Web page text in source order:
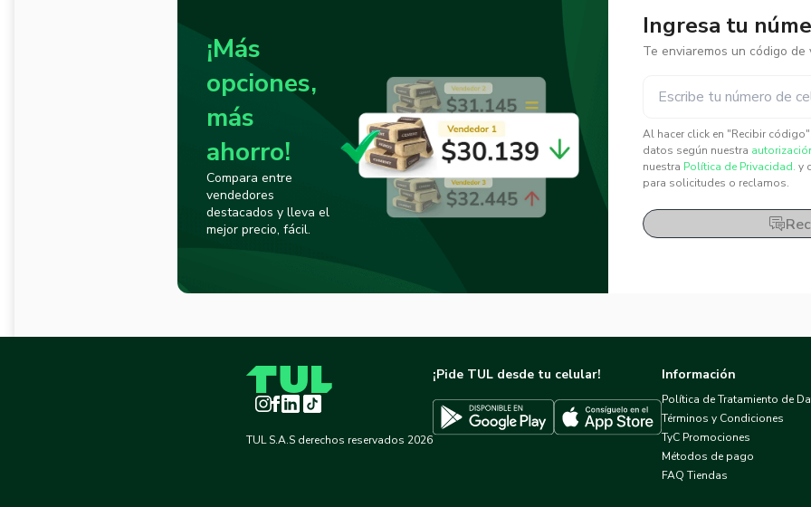
¡Más
opciones,
más
ahorro!
Compara entre
vendedores
destacados y lleva el
mejor precio, fácil.
Ingresa tu
Te enviaremos un código de
Al hacer click en "Recibir
datos según nuestra
nuestra Política de Privacidad. y
para solicitudes o reclamos.
Instagram
Facebook
LinkedInTikTok
TUL S.A.S derechos reservados 2026
¡Pide TUL desde tu celular!
Descargar TUL en Google PlayDescargar TUL en App Store
Información
Política de Tratamiento de
Términos y Condiciones
TyC Promociones
Métodos de pago
FAQ Tiendas